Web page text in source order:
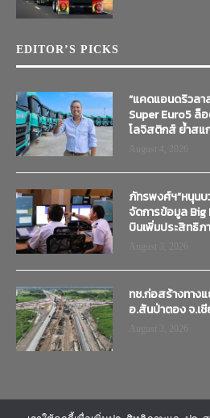
EDITOR’S PICKS
“แคดแอนดริวล
Super Euro5 ล็
โลจิสติกส์ ย้ำสแ
ภัทรพงศ์ฯ”หนุน
จัดการข้อมูล Big
บินเพิ่มประสิทธิภ
ทช.ก่อสร้างทาง
อ.สันป่าตอง จ.เ